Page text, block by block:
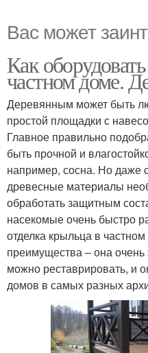
Вас может
Как
частном доме.
Деревянным может быть
простой площадки с
Главное правильно
быть прочной и
например, сосна. Но даже
древесные материалы
обработать защитным
насекомые очень быстро
отделка крыльца в
преимущества – она очень
можно реставрировать, и
домов в самых разных